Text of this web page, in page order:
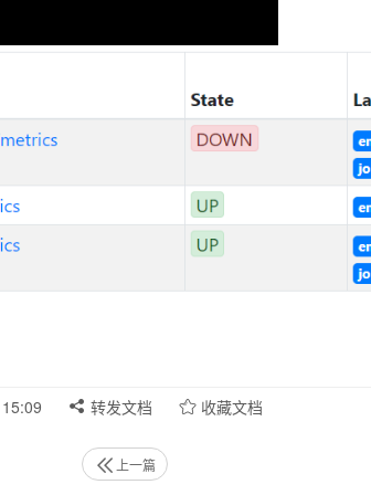
转发文档 收藏文档
上一篇